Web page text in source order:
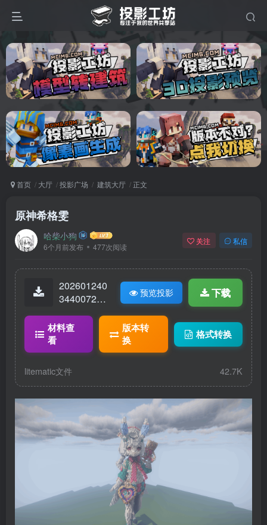
首页 大厅 投影广场 建筑大厅 正文
原神希格雯
哈柴小狗
6个月前发布 477次阅读
关注 私信
202601240
34400727-
matic
预览投影 下载
材料查
看
版本转
换
格式转换
litematic文件 42.7K